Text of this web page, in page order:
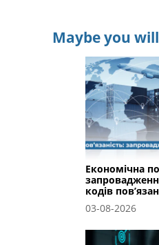
Maybe you
Економічна
кодів
03-08-2026